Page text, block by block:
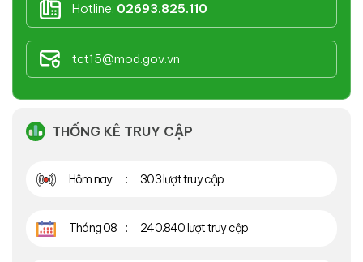
Hotline: 02693.825.110
tct15@mod.gov.vn
THỐNG KÊ TRUY CẬP
Hôm nay 303 lượt truy cập
Tháng 08 240.840 lượt truy cập